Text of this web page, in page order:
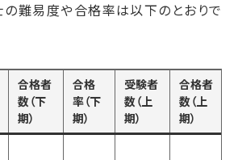
難易度や合格率は以下のとおりで
合格者
数（下
期）
合格
率（下
期）
受験者
数（上
期）
合格者
数（上
期）